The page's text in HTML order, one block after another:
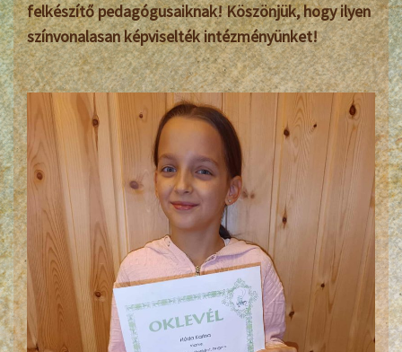
felkészítő pedagógusaiknak! Köszönjük, hogy ilyen
színvonalasan képviselték intézményünket!